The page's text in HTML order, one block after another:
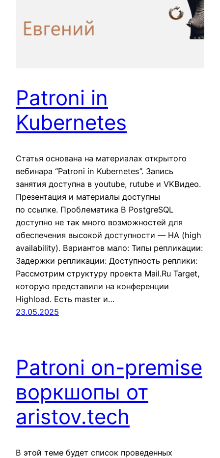
Patroni in
Kubernetes
Статья основана на материалах открытого
вебинара “Patroni in Kubernetes”. Запись
занятия доступна в youtube, rutube и VKВидео.
Презентация и материалы доступны
по ссылке. Проблематика В PostgreSQL
доступно не так много возможностей для
обеспечения высокой доступности — HA (high
availability). Вариантов мало: Типы репликации:
Задержки репликации: Доступность реплики:
Рассмотрим структуру проекта Mail.Ru Target,
которую представили на конференции
Highload. Есть master и…
23.05.2025
Patroni on-premise
воркшопы от
aristov.tech
В этой теме будет список проведенных